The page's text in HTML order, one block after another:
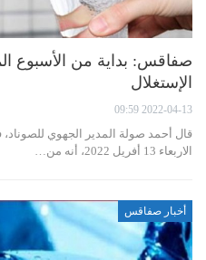
صفاقس: بداية من الأسبوع
الإستغلال
2022-04-13 09:59
قال أحمد صولة المدير الجهوي
الاربعاء 13 أفريل 2022، أنه من…
أخبار صفاقس